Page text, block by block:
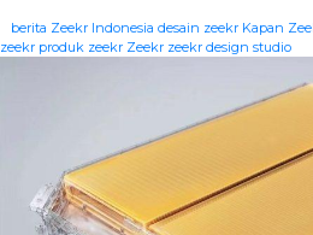
berita Zeekr Indonesia desain zeekr Kapan
zeekr produk zeekr Zeekr zeekr design studio